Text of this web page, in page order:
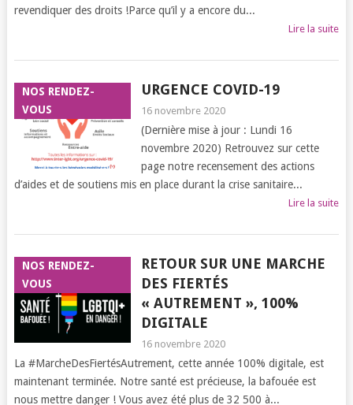
revendiquer des droits !Parce qu’il y a encore du...
Lire la suite
NOS RENDEZ-
VOUS
URGENCE COVID-19
16 novembre 2020
(Dernière mise à jour : Lundi 16
novembre 2020) Retrouvez sur cette
page notre recensement des actions
d’aides et de soutiens mis en place durant la crise sanitaire...
Lire la suite
NOS RENDEZ-
VOUS
RETOUR SUR UNE MARCHE
DES FIERTÉS
« AUTREMENT », 100%
DIGITALE
16 novembre 2020
La #MarcheDesFiertésAutrement, cette année 100% digitale, est
maintenant terminée. Notre santé est précieuse, la bafouée est
nous mettre danger ! Vous avez été plus de 32 500 à...